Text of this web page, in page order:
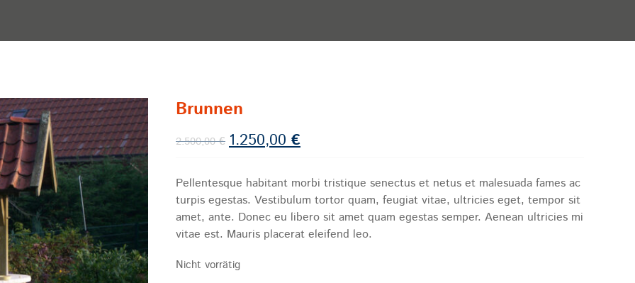
Brunnen
2.500,00€ Ursprünglicher Preis war: 2.500,00 €
1.250,00€
Pellentesque habitant morbi tristique senectus et netus et malesuada fames ac
turpis egestas. Vestibulum tortor quam, feugiat vitae, ultricies eget, tempor sit
amet, ante. Donec eu libero sit amet quam egestas semper. Aenean ultricies mi
vitae est. Mauris placerat eleifend leo.
Nicht vorrätig